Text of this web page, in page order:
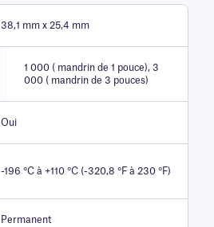
38,1 mm x 25,4 mm
1 000 ( mandrin de 1 pouce), 3
000 ( mandrin de 3 pouces)
Oui
-196 °C à +110 °C (-320,8 °F à 230 °F)
Permanent